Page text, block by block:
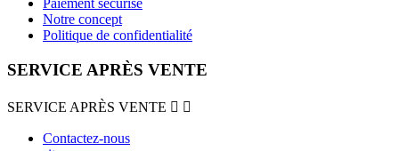
Paiement sécurisé
Notre concept
Politique de confidentialité
SERVICE APRÈS VENTE
SERVICE APRÈS VENTE  
Contactez-nous